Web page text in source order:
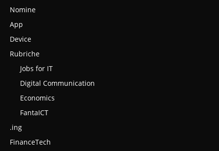
Nomine
App
Device
Rubriche
Jobs for IT
Digital Communication
Economics
FantaICT
.ing
FinanceTech